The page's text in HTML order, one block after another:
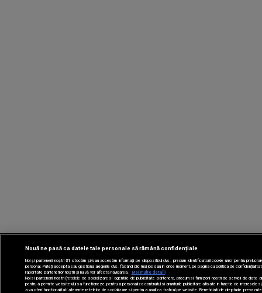
Nouă ne pasă ca datele tale personale să rămână confidențiale
Noi și partenerii noștri31 stocăm și/sau accesăm informații pe dispozitivul dvs., precum identificatorii cookie unici pentru
personal. Puteți accepta sau gestiona alegerile dvs. făcând clic mai jos sau în orice moment, pe pagina cu politica de
raportate partenerilor noștri și nu vă vor afecta navigarea.
Mai multe detalii
Noi si partenerii nostri (retelele de socializare si agentiile de publicitate partenere, precum si furnizorii nostri de servicii de date
pentru a permite website-ului sa functioneze, pentru a personaliza continutul si anunturile publicitare afisate in functie de interesele
a va oferi functionalitati aferente retelelor de socializare si pentru a analiza traficul pe website. Beneficiati de drepturile prevazute